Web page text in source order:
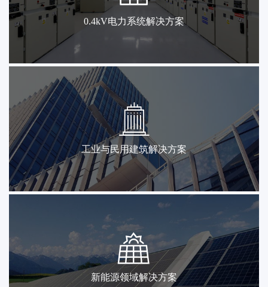
0.4kV电力系统解决方案
工业与民用建筑解决方案
新能源领域解决方案